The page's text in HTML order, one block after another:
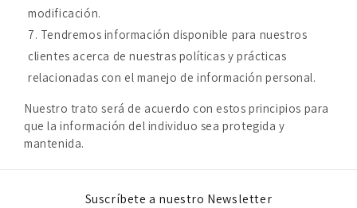
modificación.
Tendremos información disponible para nuestros
clientes acerca de nuestras políticas y prácticas
relacionadas con el manejo de información personal.
Nuestro trato será de acuerdo con estos principios para
que la información del individuo sea protegida y
mantenida.
Suscríbete a nuestro Newsletter